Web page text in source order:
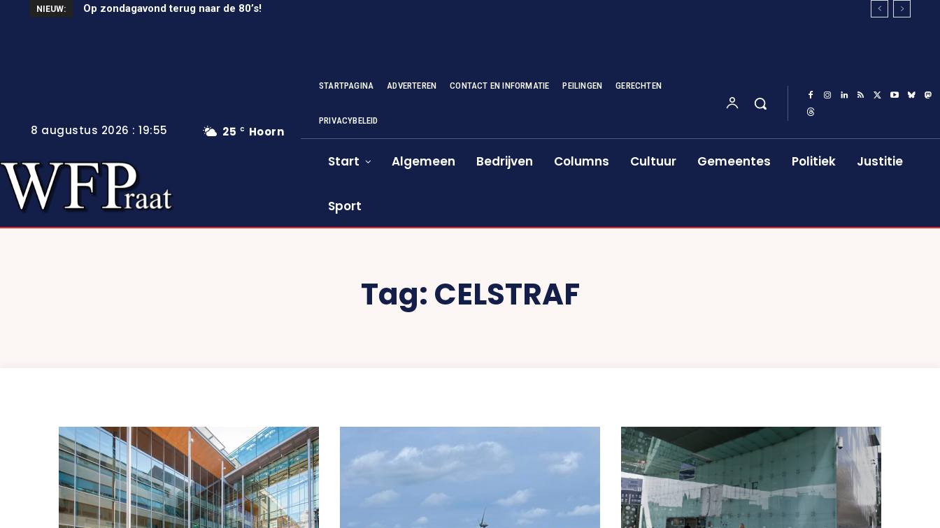
NIEUW: Op zondagavond terug naar de 80’s!
25 C Hoorn
8 augustus 2026 : 19:55
STARTPAGINA ADVERTEREN CONTACT EN INFORMATIE PEILINGEN GERECHTEN
PRIVACYBELEID
Start Algemeen Bedrijven Columns Cultuur Gemeentes Politiek Justitie
Sport
Tag: CELSTRAF